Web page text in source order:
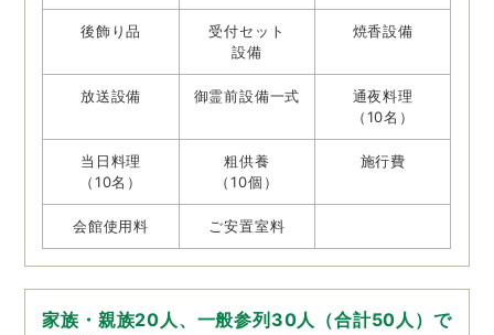
後飾り品
受付セット
設備
焼香設備
放送設備 御霊前設備一式
通夜料理
（10名）
当日料理
（10名）
粗供養
（10個）
施行費
会館使用料 ご安置室料
家族・親族20人、一般参列30人（合計50人）で